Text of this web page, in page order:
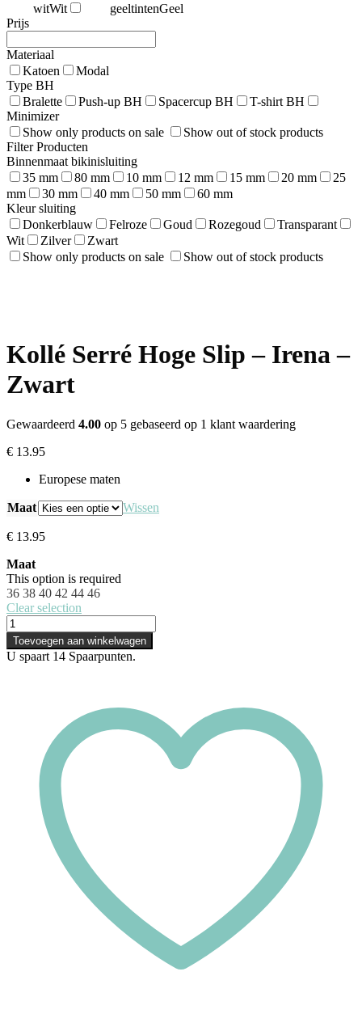
witWit geeltintenGeel
Prijs
Materiaal
Katoen
Modal
Type BH
Bralette
Push-up BH Spacercup BH
T-shirt BH
Minimizer
Show only products on sale
Show out of stock products
Filter Producten
Binnenmaat bikinisluiting
35 mm
80 mm 10 mm 12 mm 15 mm 20 mm
25
mm
30 mm 40 mm 50 mm
60 mm
Kleur sluiting
Donkerblauw
Felroze Goud Rozegoud
Transparant
Wit
Zilver
Zwart
Show only products on sale
Show out of stock products
Kollé Serré Hoge Slip – Irena –
Zwart
Gewaardeerd 4.00 op 5 gebaseerd op 1 klant waardering
€ 13.95
Europese maten
Maat Wissen
€ 13.95
Maat
This option is required
36 38 40 42 44 46
Clear selection
Toevoegen aan winkelwagen
U spaart 14 Spaarpunten.